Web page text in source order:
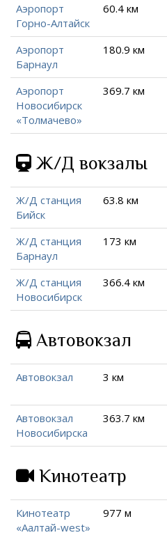
Аэропорт
Горно-Алтайск
60.4 км
Аэропорт
Барнаул
180.9 км
Аэропорт
Новосибирск
«Толмачево»
369.7 км
Ж/Д вокзалы
Ж/Д станция
Бийск
63.8 км
Ж/Д станция
Барнаул
173 км
Ж/Д станция
Новосибирск
366.4 км
Автовокзал
Автовокзал 3 км
Автовокзал
Новосибирска
363.7 км
Кинотеатр
Кинотеатр
«Аалтай-west»
977 м